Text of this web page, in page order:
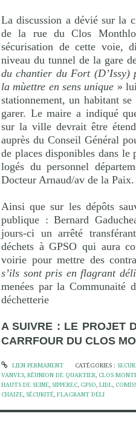
La discussion a dévié sur la
de la rue du Clos
sécurisation de cette voie,
niveau du tunnel de la gare
du chantier du Fort (D’Issy)
la mùettre en sens unique »
stationnement, un habitant
garer. Le maire a indiqué
sur la ville devrait être
auprès du Conseil Général
de places disponibles dans
logés du personnel
Docteur Arnaud/av de la Paix.
Ainsi que sur les dépôts
publique : Bernard
jours-ci un arrêté
déchets à GPSO qui aura
voirie pour mettre des
s’ils sont pris en flagrant
menées par la Communaité
déchetterie
A SUIVRE : LE PROJET
CARRFOUR DU CLOS
LIEN PERMANENT CATÉGORIES :
VANVES, RÉUNION DE QUARTIER, CLOS
HAUTS DE SEINE, SIPPEREC, GPSO, LIDL,
CHAIZE, SÉCURITÉ, FLAGRANT DÉLI